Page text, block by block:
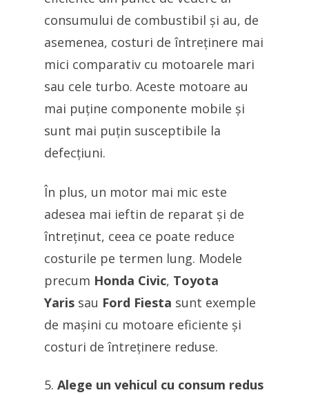
consumului de combustibil și au, de
asemenea, costuri de întreținere mai
mici comparativ cu motoarele mari
sau cele turbo. Aceste motoare au
mai puține componente mobile și
sunt mai puțin susceptibile la
defecțiuni.
În plus, un motor mai mic este
adesea mai ieftin de reparat și de
întreținut, ceea ce poate reduce
costurile pe termen lung. Modele
precum Honda Civic, Toyota
Yaris sau Ford Fiesta sunt exemple
de mașini cu motoare eficiente și
costuri de întreținere reduse.
Alege un vehicul cu consum redus